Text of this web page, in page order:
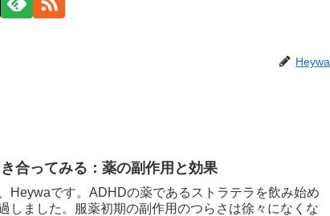
Heywa
合ってみる：薬の副作用と効果
Heywaです。ADHDの薬であるストラテラを飲み始め
しました。服薬初期の副作用のつらさは徐々になくな